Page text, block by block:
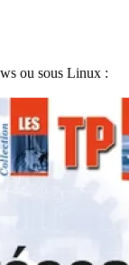
ou sous Linux :